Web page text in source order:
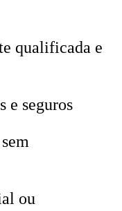
qualificada e
e seguros
ou